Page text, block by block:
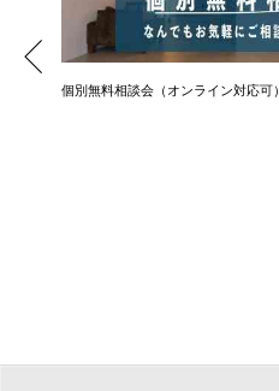
個別無料相談会（オンライン対応可）